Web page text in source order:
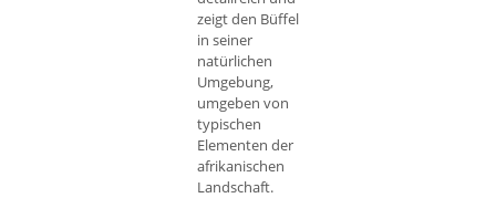
zeigt den Büffel
in seiner
natürlichen
Umgebung,
umgeben von
typischen
Elementen der
afrikanischen
Landschaft.